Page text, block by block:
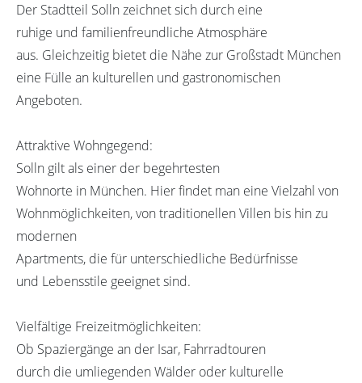
Der Stadtteil Solln zeichnet sich durch eine
ruhige und familienfreundliche Atmosphäre
aus. Gleichzeitig bietet die Nähe zur Großstadt München
eine Fülle an kulturellen und gastronomischen
Angeboten.
Attraktive Wohngegend:
Solln gilt als einer der begehrtesten
Wohnorte in München. Hier findet man eine Vielzahl von
Wohnmöglichkeiten, von traditionellen Villen bis hin zu
modernen
Apartments, die für unterschiedliche Bedürfnisse
und Lebensstile geeignet sind.
Vielfältige Freizeitmöglichkeiten:
Ob Spaziergänge an der Isar, Fahrradtouren
durch die umliegenden Wälder oder kulturelle